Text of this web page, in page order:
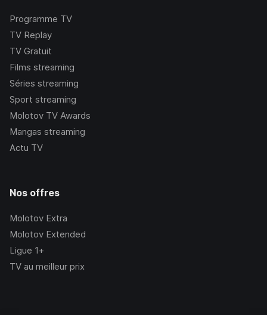
Programme TV
TV Replay
TV Gratuit
Films streaming
Séries streaming
Sport streaming
Molotov TV Awards
Mangas streaming
Actu TV
Nos offres
Molotov Extra
Molotov Extended
Ligue 1+
TV au meilleur prix